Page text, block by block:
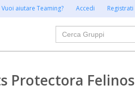
Vuoi aiutare Teaming? Accedi Registrati
Cerca
Protectora Felinos